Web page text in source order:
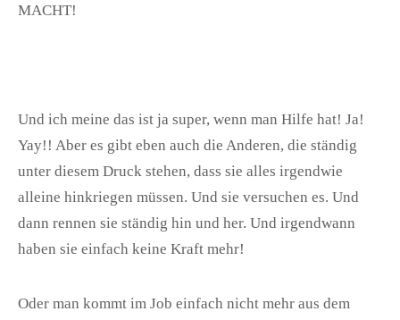
MACHT!
Und ich meine das ist ja super, wenn man Hilfe hat! Ja!
Yay!! Aber es gibt eben auch die Anderen, die ständig
unter diesem Druck stehen, dass sie alles irgendwie
alleine hinkriegen müssen. Und sie versuchen es. Und
dann rennen sie ständig hin und her. Und irgendwann
haben sie einfach keine Kraft mehr!
Oder man kommt im Job einfach nicht mehr aus dem